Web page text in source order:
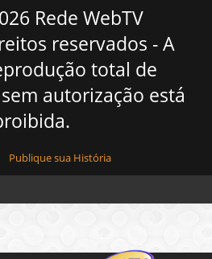
Rede WebTV
reservados - A
total de
autorização está
Publique sua História